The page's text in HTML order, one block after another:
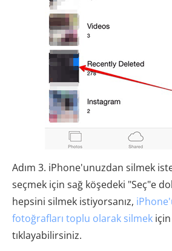
Adım 3. iPhone'unuzdan silmek
seçmek için sağ köşedeki "Seç"e
hepsini silmek istiyorsanız,
fotoğrafları toplu olarak silmek
tıklayabilirsiniz.